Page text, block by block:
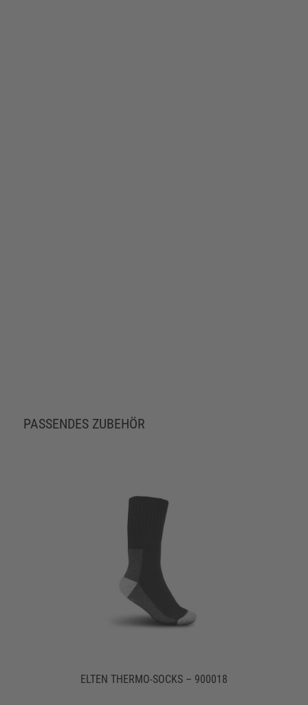
PASSENDES ZUBEHÖR
ELTEN THERMO-SOCKS – 900018